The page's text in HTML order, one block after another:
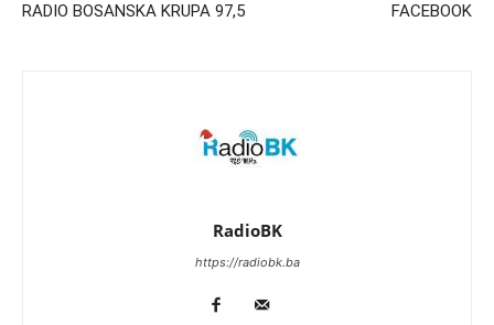
RADIO BOSANSKA KRUPA 97,5 FACEBOOK
RadioBK
https://radiobk.ba